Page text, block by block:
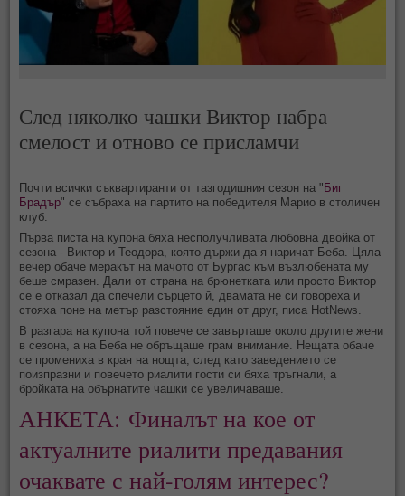
След няколко чашки Виктор набра
смелост и отново се присламчи
Почти всички съквартиранти от тазгодишния сезон на "Биг
Брадър" се събраха на партито на победителя Марио в столичен
клуб.
Първа писта на купона бяха несполучливата любовна двойка от
сезона - Виктор и Теодора, която държи да я наричат Беба. Цяла
вечер обаче меракът на мачото от Бургас към възлюбената му
беше смразен. Дали от страна на брюнетката или просто Виктор
се е отказал да спечели сърцето й, двамата не си говореха и
стояха поне на метър разстояние един от друг, писа HotNews.
В разгара на купона той повече се завърташе около другите жени
в сезона, а на Беба не обръщаше грам внимание. Нещата обаче
се промениха в края на нощта, след като заведението се
поизпразни и повечето риалити гости си бяха тръгнали, а
бройката на обърнатите чашки се увеличаваше.
АНКЕТА: Финалът на кое от
актуалните риалити предавания
очаквате с най-голям интерес?